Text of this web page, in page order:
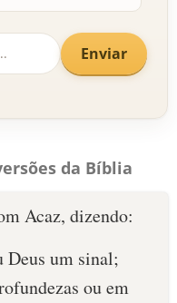
Enviar
da Bíblia
Acaz, dizendo:
Deus um sinal;
ou em